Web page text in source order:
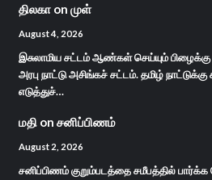
திலகா on முள்
August 4, 2026
இசுலாமிய சட்டம் ஆண்கள் செய்யும்
அரபு நாட்டு அசிங்கச் சட்டம். தமிழ்
எடுத்துச்…
மதி on சனிப்பிணம்
August 2, 2026
சனிப்பிணம் குறும்படத்தை சமீபத்தில் பார்க்க